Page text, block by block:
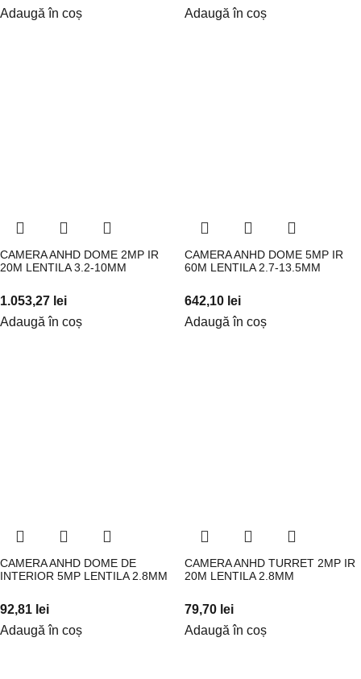
Adaugă în coș
Adaugă în coș
CAMERA ANHD DOME 2MP IR
20M LENTILA 3.2-10MM
1.053,27 lei
Adaugă în coș
CAMERA ANHD DOME 5MP IR
60M LENTILA 2.7-13.5MM
642,10 lei
Adaugă în coș
CAMERA ANHD DOME DE
INTERIOR 5MP LENTILA 2.8MM
92,81 lei
Adaugă în coș
CAMERA ANHD TURRET 2MP IR
20M LENTILA 2.8MM
79,70 lei
Adaugă în coș